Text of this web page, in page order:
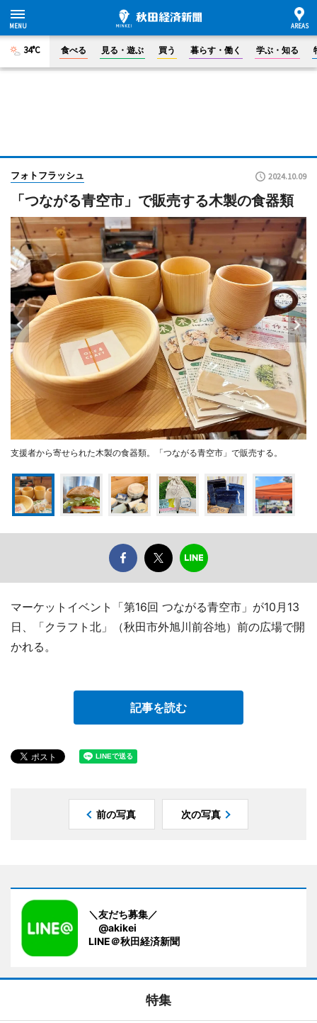
34°C 食べる 見る・遊ぶ 買う 暮らす・働く 学ぶ・知る
フォトフラッシュ 2024.10.09
「つながる青空市」で販売する木製の食器類
支援者から寄せられた木製の食器類。「つながる青空市」で販売する。
マーケットイベント「第16回 つながる青空市」が10月13
日、「クラフト北」（秋田市外旭川前谷地）前の広場で開
かれる。
記事を読む
前の写真 次の写真
＼友だち募集／
@akikei
LINE＠秋田経済新聞
特集